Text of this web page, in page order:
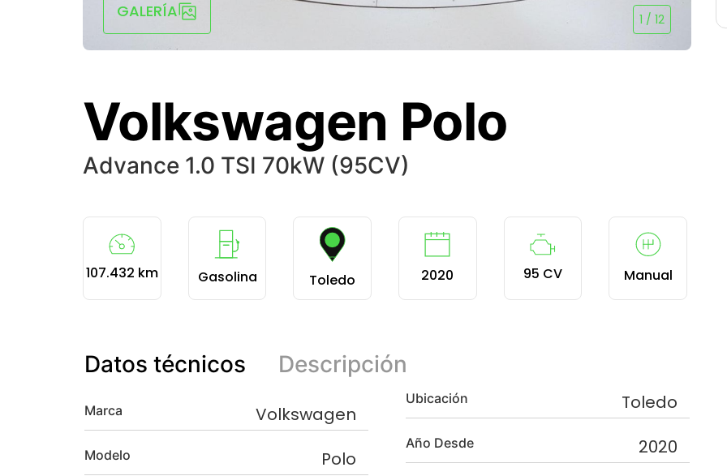
GALERÍA 1 / 12
Volkswagen Polo
Advance 1.0 TSI 70kW (95CV)
107.432 km Gasolina Toledo 2020 95 CV Manual
Datos técnicos Descripción
Marca Volkswagen
Modelo Polo
Ubicación Toledo
Año Desde 2020